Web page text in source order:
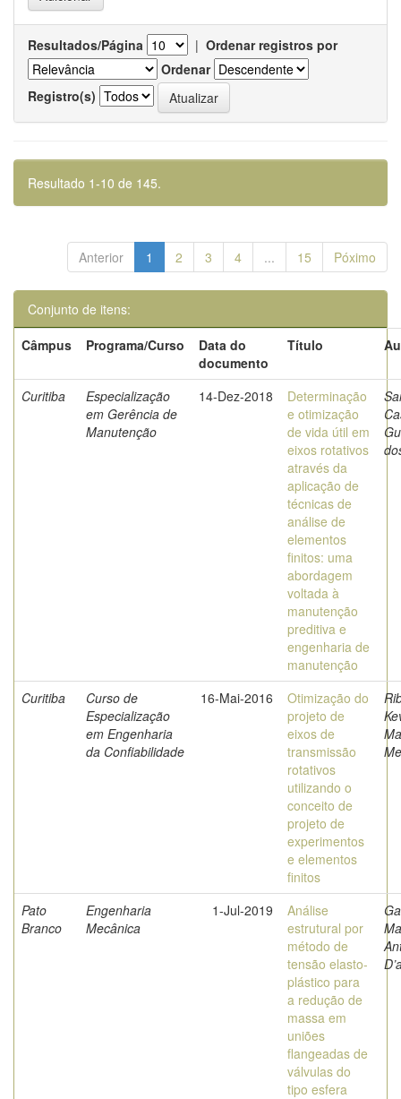
Resultados/Página | Ordenar registros por
Ordenar
Registro(s)
Resultado 1-10 de 145.
Anterior 1 2 3 4 ... 15 Póximo
Conjunto de itens:
Câmpus
Programa/Curso
Data do
documento
Título
Curitiba
Especialização
em Gerência de
Manutenção
14-Dez-2018
Determinação
e otimização
de vida útil em
eixos rotativos
através da
aplicação de
técnicas de
análise de
elementos
finitos: uma
abordagem
voltada à
manutenção
preditiva e
engenharia de
manutenção
Curitiba
Curso de
Especialização
em Engenharia
da Confiabilidade
16-Mai-2016
Otimização do
projeto de
eixos de
transmissão
rotativos
utilizando o
conceito de
projeto de
experimentos
e elementos
finitos
Pato
Branco
Engenharia
Mecânica
1-Jul-2019
Análise
estrutural por
método de
tensão elasto-
plástico para
a redução de
massa em
uniões
flangeadas de
válvulas do
tipo esfera